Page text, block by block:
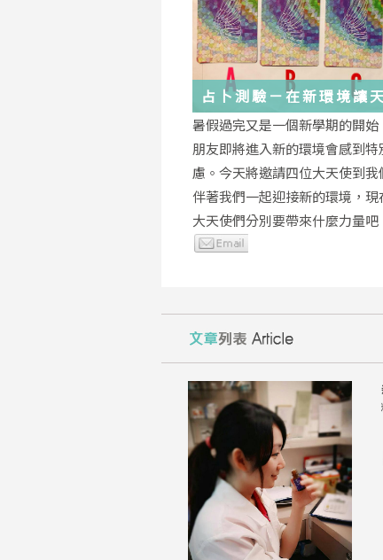
占卜測驗－在新環境讓
你度過
暑假過完又是一個新學期的開始
朋友即將進入新的環境會感到特
慮。今天將邀請四位大天使到
伴著我們一起迎接新的環境，現
大天使們分別要帶來什麼力量吧